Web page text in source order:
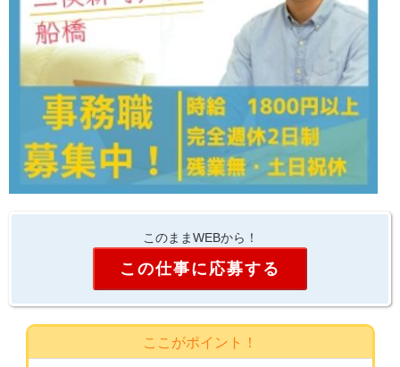
このままWEBから！
この仕事に応募する
ここがポイント！